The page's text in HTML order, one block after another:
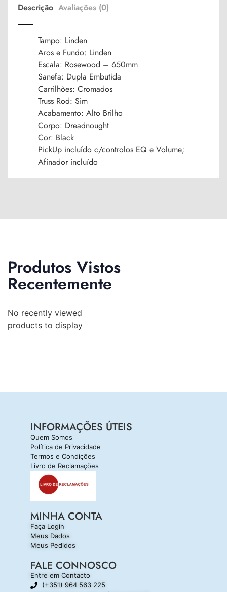
Descrição Avaliações (0)
Tampo: Linden
Aros e Fundo: Linden
Escala: Rosewood – 650mm
Sanefa: Dupla Embutida
Carrilhões: Cromados
Truss Rod: Sim
Acabamento: Alto Brilho
Corpo: Dreadnought
Cor: Black
PickUp incluído c/controlos EQ e Volume;
Afinador incluído
Produtos Vistos
Recentemente
No recently viewed
products to display
INFORMAÇÕES ÚTEIS
Quem Somos
Política de Privacidade
Termos e Condições
Livro de Reclamações
MINHA CONTA
Faça Login
Meus Dados
Meus Pedidos
FALE CONNOSCO
Entre em Contacto
(+351) 964 563 225